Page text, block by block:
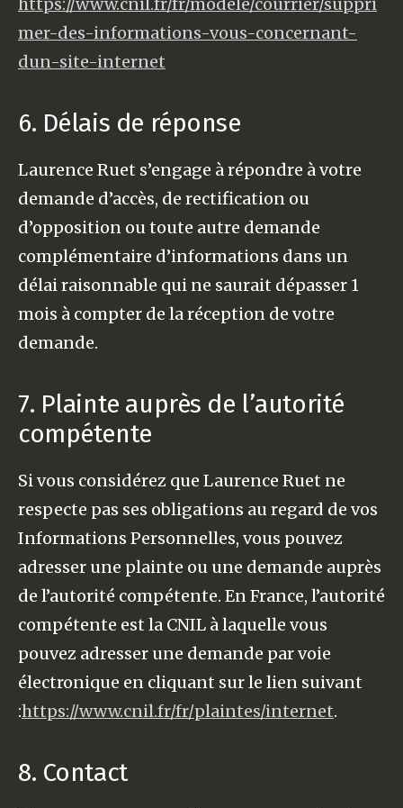
mer-des-informations-vous-concernant-
dun-site-internet
6. Délais de réponse
Laurence Ruet s’engage à répondre à votre
demande d’accès, de rectification ou
d’opposition ou toute autre demande
complémentaire d’informations dans un
délai raisonnable qui ne saurait dépasser 1
mois à compter de la réception de votre
demande.
7. Plainte auprès de l’autorité
compétente
Si vous considérez que Laurence Ruet ne
respecte pas ses obligations au regard de vos
Informations Personnelles, vous pouvez
adresser une plainte ou une demande auprès
de l’autorité compétente. En France, l’autorité
compétente est la CNIL à laquelle vous
pouvez adresser une demande par voie
électronique en cliquant sur le lien suivant
:https://www.cnil.fr/fr/plaintes/internet.
8. Contact